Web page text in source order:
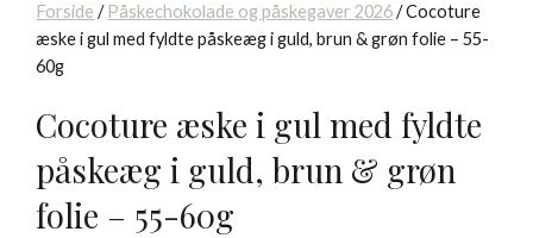
Forside / Påskechokolade og påskegaver 2026/ Cocoture
æske i gul med fyldte påskeæg i guld, brun & grøn folie – 55-
60g
Cocoture æske i gul med fyldte
påskeæg i guld, brun & grøn
folie – 55-60g